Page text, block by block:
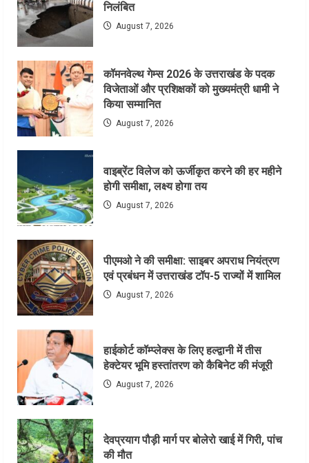
निलंबित
August 7, 2026
कॉमनवेल्थ गेम्स 2026 के उत्तराखंड के पदक
विजेताओं और प्रशिक्षकों को मुख्यमंत्री धामी ने
किया सम्मानित
August 7, 2026
वाइब्रेंट विलेज को ऊर्जीकृत करने की हर महीने
होगी समीक्षा, लक्ष्य होगा तय
August 7, 2026
पीएमओ ने की समीक्षा: साइबर अपराध नियंत्रण
एवं प्रबंधन में उत्तराखंड टॉप-5 राज्यों में शामिल
August 7, 2026
हाईकोर्ट कॉम्प्लेक्स के लिए हल्द्वानी में तीस
हेक्टेयर भूमि हस्तांतरण को कैबिनेट की मंजूरी
August 7, 2026
देवप्रयाग पौड़ी मार्ग पर बोलेरो खाई में गिरी, पांच
की मौत